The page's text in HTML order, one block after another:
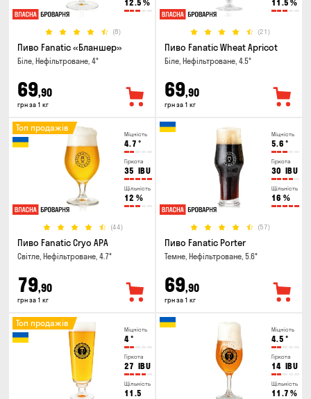
12.5 %
(8)
Пиво Fanatic «Бланшер»
Біле, Нефільтроване, 4°
69,90
грн за 1 кг
11.5 %
(21)
Пиво Fanatic Wheat Apricot
Біле, Нефільтроване, 4.5°
69,90
грн за 1 кг
Міцність
4.7 °
Гіркота
35 IBU
Щільність
12 %
(44)
Топ продажів
Пиво Fanatic Cryo APA
Світле, Нефільтроване, 4.7°
79,90
грн за 1 кг
Міцність
5.6 °
Гіркота
30 IBU
Щільність
16 %
(57)
Пиво Fanatic Porter
Темне, Нефільтроване, 5.6°
69,90
грн за 1 кг
Міцність
4°
Гіркота
27 IBU
Щільність
11.5
Топ продажів
Міцність
4.5 °
Гіркота
14 IBU
Щільність
11.7 %